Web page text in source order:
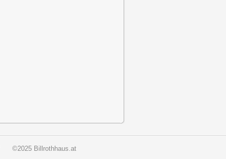
©2025 Billrothhaus.at